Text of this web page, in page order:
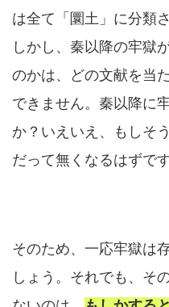
は全て「圜土」に分類
しかし、秦以降の牢獄
のかは、どの文献を当
できません。秦以降に
か？いえいえ、もしそ
だって無くなるはずです
そのため、一応牢獄は
しょう。それでも、そ